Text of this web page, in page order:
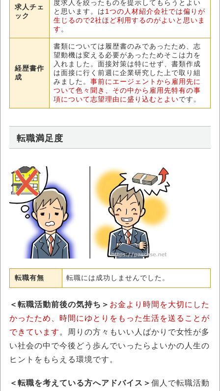
求人チェ
ック
度求人を絞ったものを提示してもらうとよい
と思います。は 1つの人材紹介会社では偏りが
生じるので2社ほど利用するのがよいと思いま
す 。
経歴書作
成
書類については履歴書のみであったため、志
望動機は変える必要があったためそこは力を
入れました。面接対策は特にせず、書類作成
は面接に行く前週に企業研究した上で取り組
みました。 事前にエージェントから雇用先に
ついて色々聞き、その中から雇用先特有の事
項について志望理由に盛り込むとよいです。
転職満足度
転職有無 転職には成功しませんでした。
＜転職活動前後の気持ち＞ お金より時間を大切にした
かったため、時間にゆとりをもった生活を送ることが
できています 。周りの方々もいい人ばかりで女性が多
い社会の中で今後どう歩んでいったらよいかの人生の
ヒントをもらえる環境です。
＜転職を考えている方へアドバイス＞ 個人で転職活動